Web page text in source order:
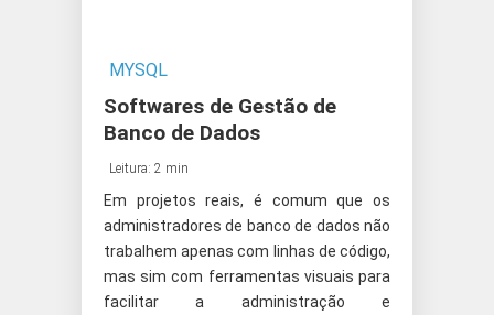
MYSQL
Softwares de Gestão de
Banco de Dados
Leitura: 2 min
Em projetos reais, é comum que os
administradores de banco de dados não
trabalhem apenas com linhas de código,
mas sim com ferramentas visuais para
facilitar a administração e